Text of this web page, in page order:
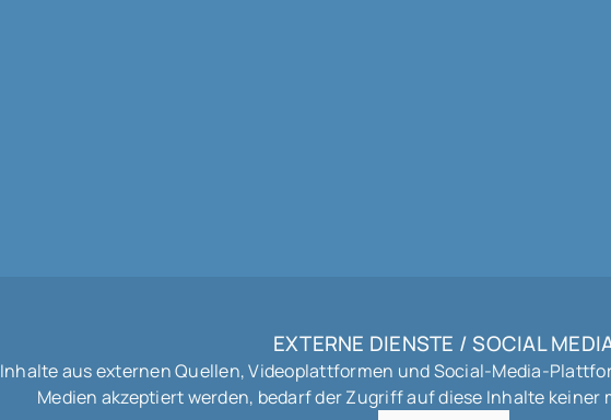
EXTERNE DIENSTE / SOCIAL
Inhalte aus externen Quellen, Videoplattformen und Social-Media-
Medien akzeptiert werden, bedarf der Zugriff auf diese Inhalte